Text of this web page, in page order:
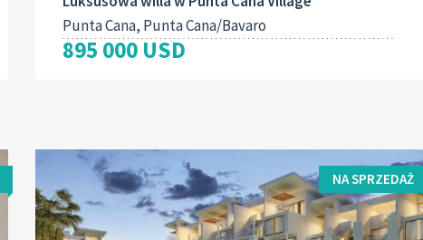
Punta Cana, Punta Cana/Bavaro
895 000 USD
NA SPRZEDAŻ